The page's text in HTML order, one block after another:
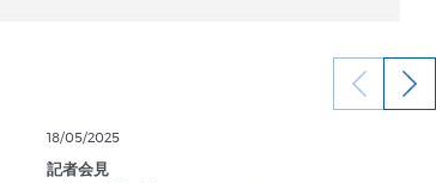
18/05/2025
記者会見